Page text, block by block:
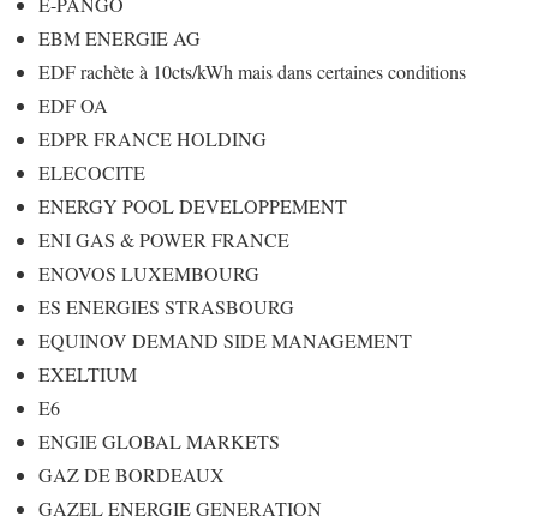
EBM ENERGIE AG
EDF rachète à 10cts/kWh mais dans certaines conditions
EDF OA
EDPR FRANCE HOLDING
ELECOCITE
ENERGY POOL DEVELOPPEMENT
ENI GAS & POWER FRANCE
ENOVOS LUXEMBOURG
ES ENERGIES STRASBOURG
EQUINOV DEMAND SIDE MANAGEMENT
EXELTIUM
E6
ENGIE GLOBAL MARKETS
GAZ DE BORDEAUX
GAZEL ENERGIE GENERATION